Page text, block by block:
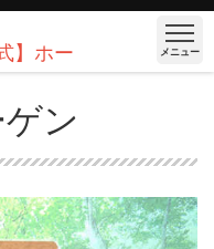
】ホー メニュー
ン